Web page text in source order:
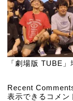
「劇場版 TUBE
Recent
表示できるコメン